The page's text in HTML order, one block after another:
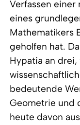
Verfassen einer
eines
Mathematikers
geholfen hat.
Hypatia an
bedeutende
Geometrie und
heute davon